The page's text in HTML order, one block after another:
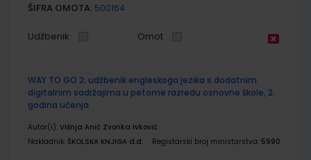
ŠIFRA OMOTA: 500164
Udžbenik Omot
WAY TO GO 2; udžbenik engleskoga jezika s dodatnim
digitalnim sadržajima u petome razredu osnovne škole, 2.
godina učenja
Autor(i): Višnja Anić Zvonka Ivković
Nakladnik: ŠKOLSKA KNJIGA d.d. Registarski broj ministarstva: 5990